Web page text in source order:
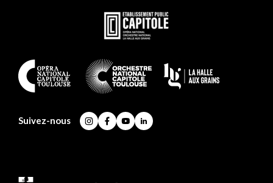
En
savoir
plus
Suivez-nous
Instagram
Facebook
YouTubeLinkedIn